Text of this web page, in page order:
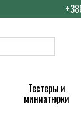
Тестеры и
миниатюрки